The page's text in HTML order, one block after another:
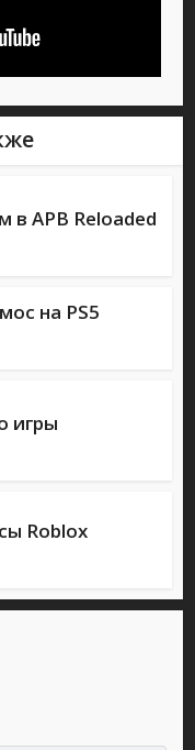
в АРВ Reloaded
на PS5
игры
Roblox